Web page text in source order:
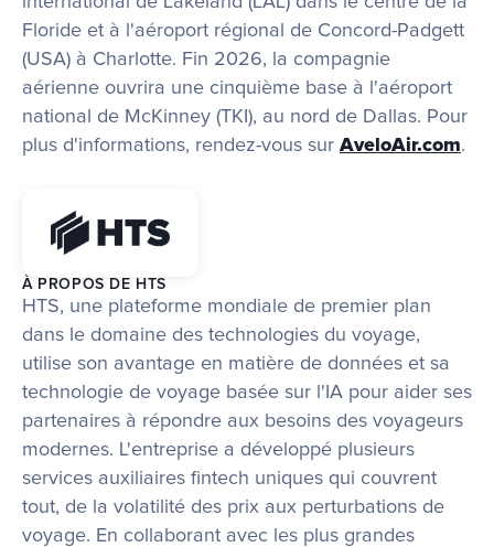
Floride et à l'aéroport régional de Concord-Padgett
(USA) à Charlotte. Fin 2026, la compagnie
aérienne ouvrira une cinquième base à l'aéroport
national de McKinney (TKI), au nord de Dallas. Pour
plus d'informations, rendez-vous sur AveloAir.com.
À PROPOS DE HTS
HTS, une plateforme mondiale de premier plan
dans le domaine des technologies du voyage,
utilise son avantage en matière de données et sa
technologie de voyage basée sur l'IA pour aider ses
partenaires à répondre aux besoins des voyageurs
modernes. L'entreprise a développé plusieurs
services auxiliaires fintech uniques qui couvrent
tout, de la volatilité des prix aux perturbations de
voyage. En collaborant avec les plus grandes